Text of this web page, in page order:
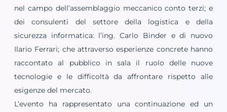
nel campo dell’assemblaggio meccanico conto terzi; e
dei consulenti del settore della logistica e della
sicurezza informatica: l’ing. Carlo Binder e di nuovo
Ilario Ferrari; che attraverso esperienze concrete hanno
raccontato al pubblico in sala il ruolo delle nuove
tecnologie e le difficoltà da affrontare rispetto alle
esigenze del mercato.
L’evento ha rappresentato una continuazione ed un